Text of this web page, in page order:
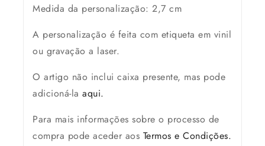
Medida da personalização: 2,7 cm
A personalização é feita com etiqueta em vinil
ou gravação a laser.
O artigo não inclui caixa presente, mas pode
adicioná-la aqui.
Para mais informações sobre o processo de
compra pode aceder aos Termos e Condições.